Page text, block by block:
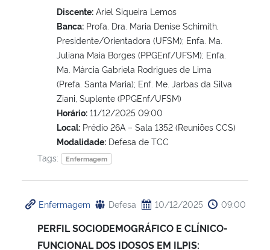
Discente: Ariel Siqueira Lemos
Banca: Profa. Dra. Maria Denise Schimith,
Presidente/Orientadora (UFSM); Enfa. Ma.
Juliana Maia Borges (PPGEnf/UFSM); Enfa.
Ma. Márcia Gabriela Rodrigues de Lima
(Prefa. Santa Maria); Enf. Me. Jarbas da Silva
Ziani, Suplente (PPGEnf/UFSM)
Horário: 11/12/2025 09:00
Local: Prédio 26A – Sala 1352 (Reuniões CCS)
Modalidade: Defesa de TCC
Tags:
Enfermagem
Enfermagem Defesa 10/12/2025 09:00
PERFIL SOCIODEMOGRÁFICO E CLÍNICO-
FUNCIONAL DOS IDOSOS EM ILPIS: